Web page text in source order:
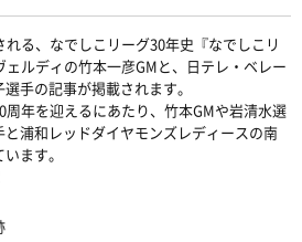
る、なでしこリーグ30年史『なでしこリ
ルディの竹本一彦GMと、日テレ・ベレー
手の記事が掲載されます。
周年を迎えるにあたり、竹本GMや岩清水選
浦和レッドダイヤモンズレディースの南
ます。